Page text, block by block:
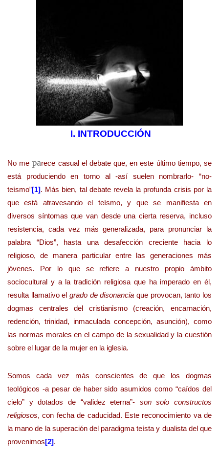
I. INTRODUCCIÓN
No me parece casual el debate que, en este último tiempo, se
está produciendo en torno al -así suelen nombrarlo- “no-
teísmo”[1]. Más bien, tal debate revela la profunda crisis por la
que está atravesando el teísmo, y que se manifiesta en
diversos síntomas que van desde una cierta reserva, incluso
resistencia, cada vez más generalizada, para pronunciar la
palabra “Dios”, hasta una desafección creciente hacia lo
religioso, de manera particular entre las generaciones más
jóvenes. Por lo que se refiere a nuestro propio ámbito
sociocultural y a la tradición religiosa que ha imperado en él,
resulta llamativo el grado de disonancia que provocan, tanto los
dogmas centrales del cristianismo (creación, encarnación,
redención, trinidad, inmaculada concepción, asunción), como
las normas morales en el campo de la sexualidad y la cuestión
sobre el lugar de la mujer en la iglesia.
Somos cada vez más conscientes de que los dogmas
teológicos -a pesar de haber sido asumidos como “caídos del
cielo” y dotados de “validez eterna”- son solo constructos
religiosos, con fecha de caducidad. Este reconocimiento va de
la mano de la superación del paradigma teísta y dualista del que
provenimos[2].